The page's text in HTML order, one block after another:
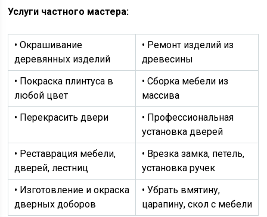
Услуги частного мастера:
• Окрашивание
деревянных изделий
• Ремонт изделий из
древесины
• Покраска плинтуса в
любой цвет
• Сборка мебели из
массива
• Перекрасить двери
• Профессиональная
установка дверей
• Реставрация мебели,
дверей, лестниц
• Врезка замка, петель,
установка ручек
• Изготовление и окраска
дверных доборов
• Убрать вмятину,
царапину, скол с мебели